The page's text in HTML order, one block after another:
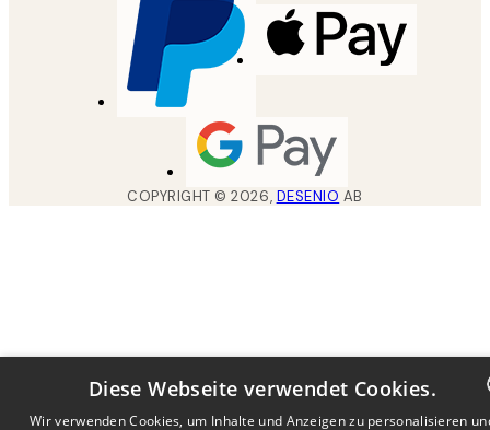
COPYRIGHT ©2026, DESENIO AB
Diese Webseite verwendet Cookies.
Wir verwenden Cookies, um Inhalte und Anzeigen zu personalisieren